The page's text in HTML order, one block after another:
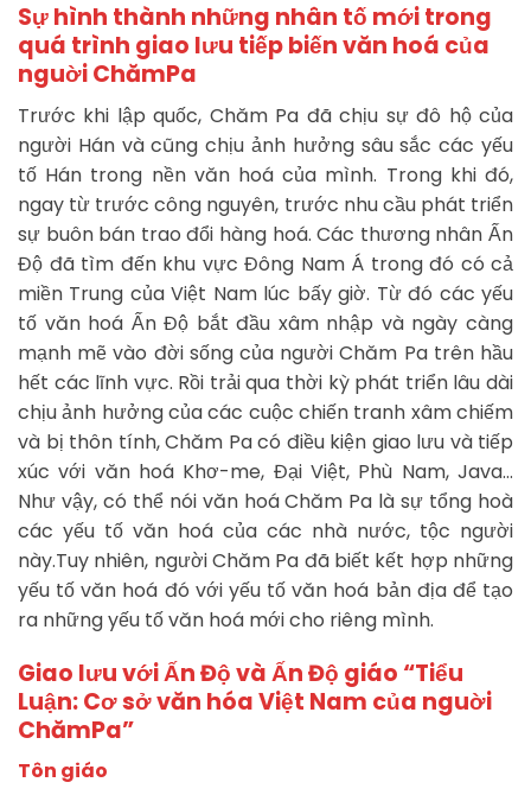
Sự hình thành những nhân tố mới trong
quá trình giao lưu tiếp biến văn hoá của
nguời ChămPa
Trước khi lập quốc, Chăm Pa đã chịu sự đô hộ của
người Hán và cũng chịu ảnh hưởng sâu sắc các yếu
tố Hán trong nền văn hoá của mình. Trong khi đó,
ngay từ trước công nguyên, trước nhu cầu phát triển
sự buôn bán trao đổi hàng hoá. Các thương nhân Ấn
Độ đã tìm đến khu vực Đông Nam Á trong đó có cả
miền Trung của Việt Nam lúc bấy giờ. Từ đó các yếu
tố văn hoá Ấn Độ bắt đầu xâm nhập và ngày càng
mạnh mẽ vào đời sống của người Chăm Pa trên hầu
hết các lĩnh vực. Rồi trải qua thời kỳ phát triển lâu dài
chịu ảnh hưởng của các cuộc chiến tranh xâm chiếm
và bị thôn tính, Chăm Pa có điều kiện giao lưu và tiếp
xúc với văn hoá Khơ-me, Đại Việt, Phù Nam, Java…
Như vậy, có thể nói văn hoá Chăm Pa là sự tổng hoà
các yếu tố văn hoá của các nhà nước, tộc người
này.Tuy nhiên, người Chăm Pa đã biết kết hợp những
yếu tố văn hoá đó với yếu tố văn hoá bản địa để tạo
ra những yếu tố văn hoá mới cho riêng mình.
Giao lưu với Ấn Độvà Ấn Độ giáo “Tiểu
Luận: Cơ sở văn hóa Việt Nam của nguời
ChămPa”
Tôn giáo